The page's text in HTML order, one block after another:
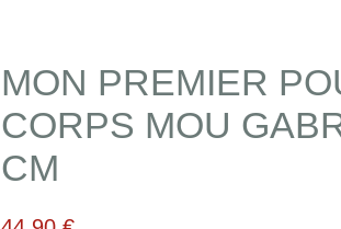
MON PREMIER
CORPS MOU
CM